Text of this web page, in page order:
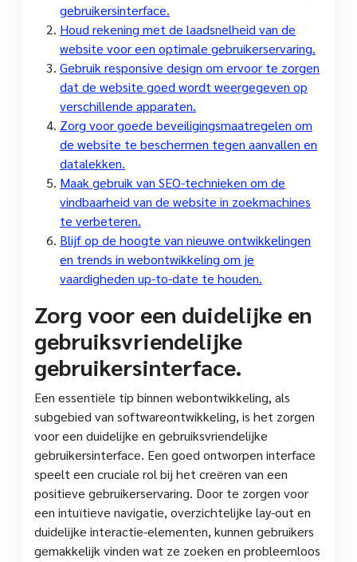
gebruikersinterface.
Houd rekening met de laadsnelheid van de
website voor een optimale gebruikerservaring.
Gebruik responsive design om ervoor te zorgen
dat de website goed wordt weergegeven op
verschillende apparaten.
Zorg voor goede beveiligingsmaatregelen om
de website te beschermen tegen aanvallen en
datalekken.
Maak gebruik van SEO-technieken om de
vindbaarheid van de website in zoekmachines
te verbeteren.
Blijf op de hoogte van nieuwe ontwikkelingen
en trends in webontwikkeling om je
vaardigheden up-to-date te houden.
Zorg voor een duidelijke en
gebruiksvriendelijke
gebruikersinterface.
Een essentiële tip binnen webontwikkeling, als
subgebied van softwareontwikkeling, is het zorgen
voor een duidelijke en gebruiksvriendelijke
gebruikersinterface. Een goed ontworpen interface
speelt een cruciale rol bij het creëren van een
positieve gebruikerservaring. Door te zorgen voor
een intuïtieve navigatie, overzichtelijke lay-out en
duidelijke interactie-elementen, kunnen gebruikers
gemakkelijk vinden wat ze zoeken en probleemloos